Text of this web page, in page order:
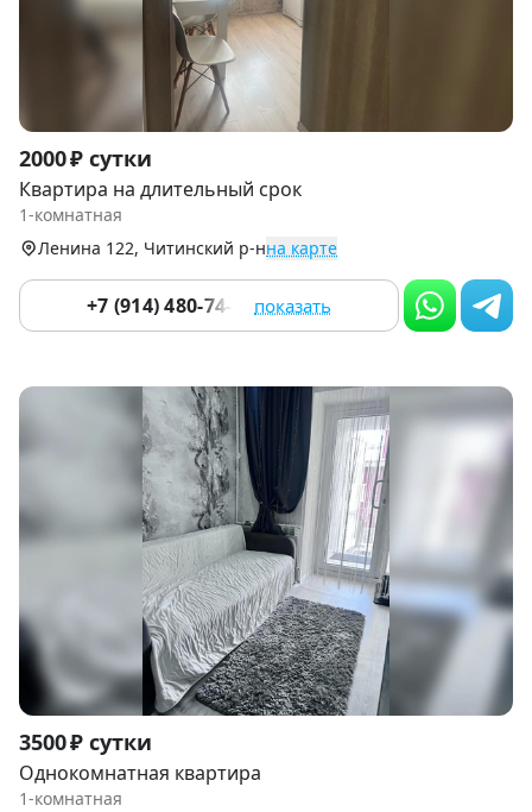
Item
1
of
2000 ₽ сутки
Квартира на длительный срок
1-комнатная
Ленина 122, Читинский р-нна карте
+7 (914) 480-74-76 показать
Item
1
of
3500 ₽ сутки
Однокомнатная квартира
1-комнатная